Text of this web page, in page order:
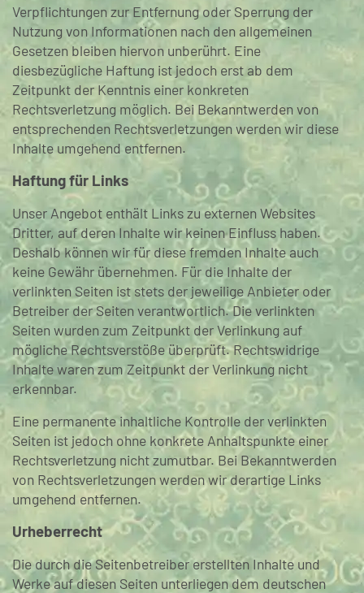
Verpflichtungen zur Entfernung oder Sperrung der
Nutzung von Informationen nach den allgemeinen
Gesetzen bleiben hiervon unberührt. Eine
diesbezügliche Haftung ist jedoch erst ab dem
Zeitpunkt der Kenntnis einer konkreten
Rechtsverletzung möglich. Bei Bekanntwerden von
entsprechenden Rechtsverletzungen werden wir diese
Inhalte umgehend entfernen.
Haftung für Links
Unser Angebot enthält Links zu externen Websites
Dritter, auf deren Inhalte wir keinen Einfluss haben.
Deshalb können wir für diese fremden Inhalte auch
keine Gewähr übernehmen. Für die Inhalte der
verlinkten Seiten ist stets der jeweilige Anbieter oder
Betreiber der Seiten verantwortlich. Die verlinkten
Seiten wurden zum Zeitpunkt der Verlinkung auf
mögliche Rechtsverstöße überprüft. Rechtswidrige
Inhalte waren zum Zeitpunkt der Verlinkung nicht
erkennbar.
Eine permanente inhaltliche Kontrolle der verlinkten
Seiten ist jedoch ohne konkrete Anhaltspunkte einer
Rechtsverletzung nicht zumutbar. Bei Bekanntwerden
von Rechtsverletzungen werden wir derartige Links
umgehend entfernen.
Urheberrecht
Die durch die Seitenbetreiber erstellten Inhalte und
Werke auf diesen Seiten unterliegen dem deutschen